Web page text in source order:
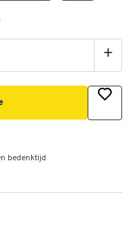
+
bedenktijd